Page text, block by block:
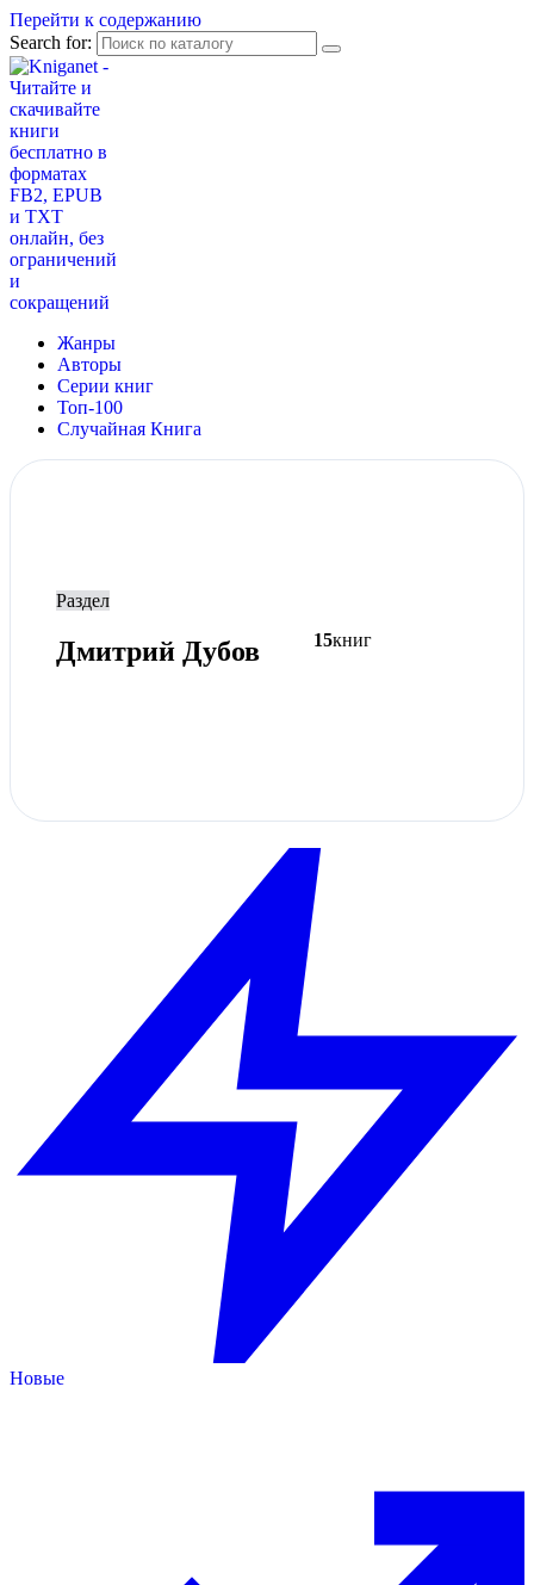
Перейти к содержанию
Search for:
Жанры
Авторы
Серии книг
Топ-100
Случайная Книга
Раздел
Дмитрий Дубов 15книг
Новые